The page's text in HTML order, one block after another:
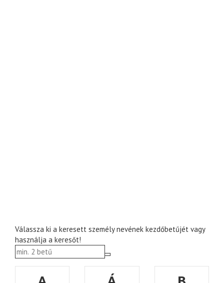
Válassza ki a keresett személy nevének kezdőbetűjét vagy
használja a keresőt!